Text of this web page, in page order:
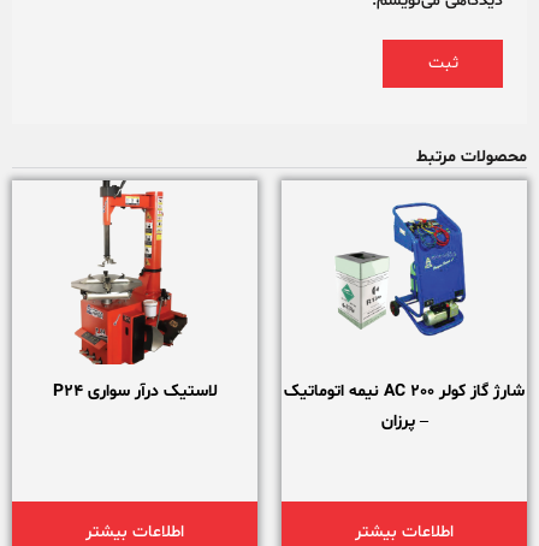
محصولات مرتبط
شارژ گاز کولر AC 200 نیمه اتوماتیک
– پرزان
اطلاعات بیشتر
لاستیک درآر سواری P24
اطلاعات بیشتر